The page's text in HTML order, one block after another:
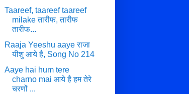
Taareef, taareef taareef
milake तारीफ, तारीफ
तारीफ...
Raaja Yeeshu aaye राजा
यीशु आये है, Song No 214
Aaye hai hum tere
charno mai आये है हम तेरे
चरणों ...